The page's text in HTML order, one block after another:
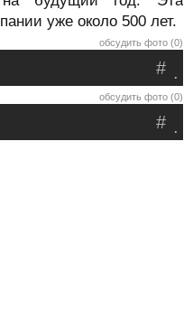
уже около 500 лет.
обсудить фото (0)
.
#
обсудить фото (0)
.
#